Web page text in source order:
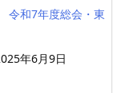
令和7年度総会・東
年6月9日